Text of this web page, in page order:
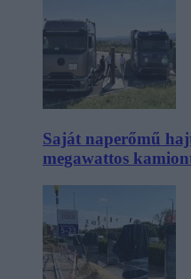
Saját naperőmű
megawattos